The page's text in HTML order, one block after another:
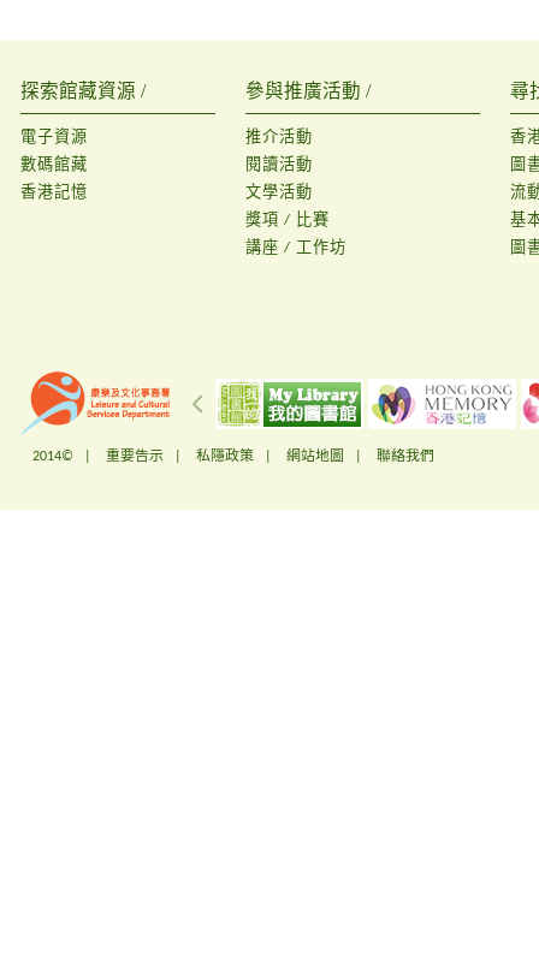
探索館藏資源 /
電子資源
數碼館藏
香港記憶
參與推廣活動 /
推介活動
閱讀活動
文學活動
獎項 / 比賽
講座 / 工作坊
尋
香
圖
流
基
圖
2014© | 重要告示 私隱政策 網站地圖 聯絡我們